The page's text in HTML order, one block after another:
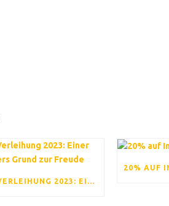
GRAMMY VERLEIHUNG 2023: EINER HAT BESONDERS GRUND ZUR FREUDE